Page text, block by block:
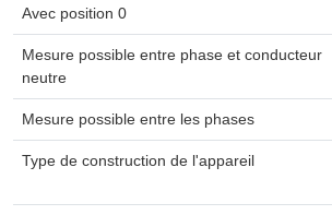
Avec position 0
Mesure possible entre phase et conducteur
neutre
Mesure possible entre les phases
Type de construction de l'appareil